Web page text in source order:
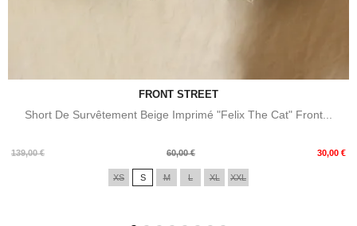
FRONT STREET
Short De Survêtement Beige Imprimé "Felix The Cat" Front...
139,00 €
Prix
60,00 € 30,00 €
Prix
XS S M L XL XXL